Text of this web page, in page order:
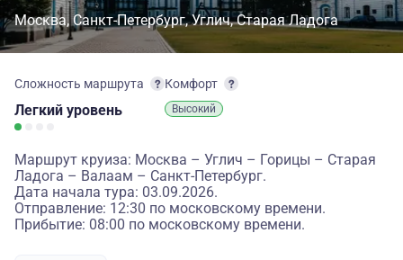
Москва Санкт-Петербург Углич Старая Ладога
Сложность маршрута
Легкий уровень
Комфорт
Высокий
Маршрут круиза: Москва – Углич – Горицы – Старая
Ладога – Валаам – Санкт-Петербург.
Дата начала тура: 03.09.2026.
Отправление: 12:30 по московскому времени.
Прибытие: 08:00 по московскому времени.